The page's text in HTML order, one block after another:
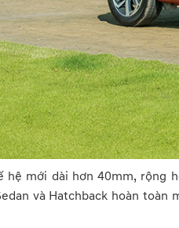
hệ mới dài hơn 40mm, rộng
và Hatchback hoàn